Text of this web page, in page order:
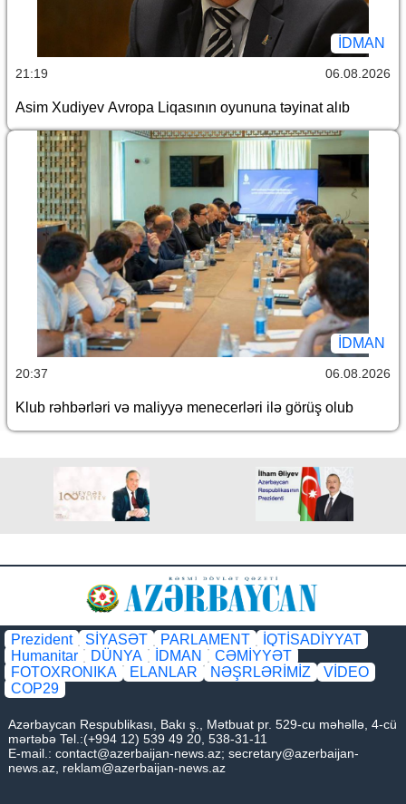
İDMAN
21:19 06.08.2026
Asim Xudiyev Avropa Liqasının oyununa təyinat alıb
İDMAN
20:37 06.08.2026
Klub rəhbərləri və maliyyə menecerləri ilə görüş olub
Prezident SİYASƏT PARLAMENT
İQTİSADİYYAT
Humanitar
DÜNYA İDMAN
CƏMİYYƏT
FOTOXRONIKA
ELANLAR NƏŞRLƏRİMİZ
VİDEO
COP29
Azərbaycan Respublikası, Bakı ş., Mətbuat pr. 529-cu məhəllə, 4-cü
mərtəbə Tel.:(+994 12) 539 49 20, 538-31-11
E-mail.: contact@azerbaijan-news.az; secretary@azerbaijan-
news.az, reklam@azerbaijan-news.az